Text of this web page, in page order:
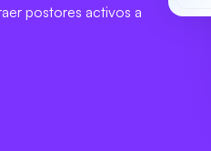
postores activos a